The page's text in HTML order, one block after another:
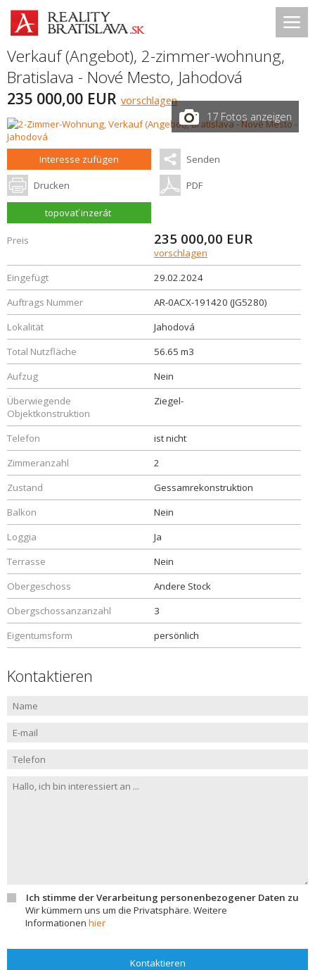
Verkauf (Angebot), 2-zimmer-wohnung,
Bratislava - Nové Mesto, Jahodová
235 000,00 EUR vorschlagen
17 Fotos anzeigen
Interesse zufügen Senden
Drucken PDF
topovať inzerát
Preis 235 000,00 EUR
vorschlagen
Eingefügt
29.02.2024
Auftrags Nummer
AR-0ACX-191420 (JG5280)
Lokalität
Jahodová
Total Nutzfläche
56.65 m3
Aufzug
Nein
Überwiegende
Objektkonstruktion
Ziegel-
Telefon
ist nicht
Zimmeranzahl
2
Zustand
Gessamrekonstruktion
Balkon
Nein
Loggia
Ja
Terrasse
Nein
Obergeschoss
Andere Stock
Obergschossanzanzahl
3
Eigentumsform
persönlich
Kontaktieren
Ich stimme der Verarbeitung personenbezogener Daten zu
Wir kümmern uns um die Privatsphäre. Weitere
Informationen hier
Kontaktieren